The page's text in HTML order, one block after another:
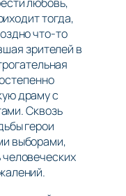
тогда,
что-то
зрителей в
драму с
Сквозь
герои
выборами,